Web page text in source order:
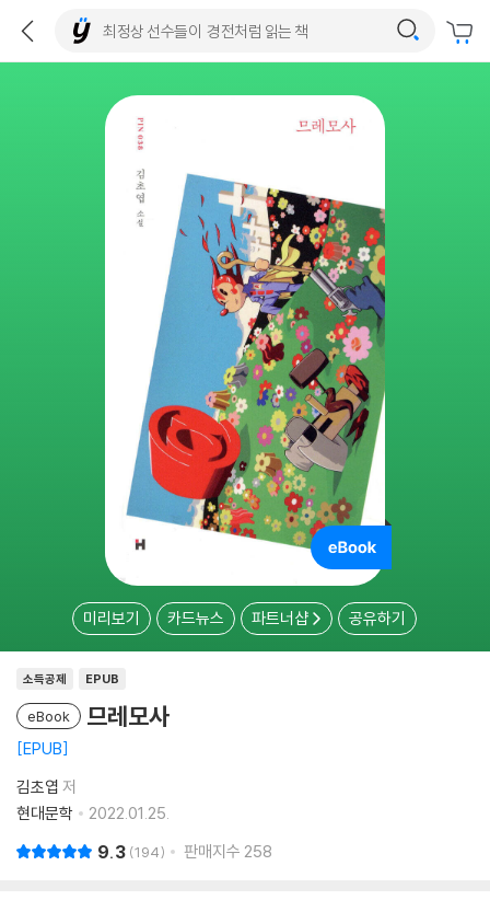
미리보기 카드뉴스 파트너샵 공유하기
소득공제 EPUB
eBook 므레모사
EPUB
김초엽 저
현대문학
2022.01.25.
9.3 194 판매지수 258